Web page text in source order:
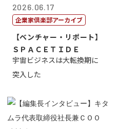
2026.06.17
企業家倶楽部アーカイブ
【ベンチャー・リポート】
ＳＰＡＣＥＴＩＤＥ
宇宙ビジネスは大転換期に
突入した